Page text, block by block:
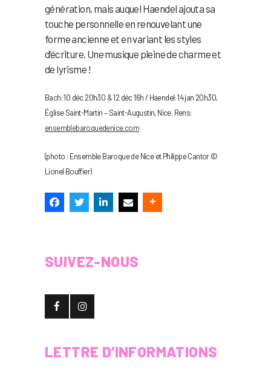
génération, mais auquel Haendel ajouta sa
touche personnelle en renouvelant une
forme ancienne et en variant les styles
d’écriture. Une musique pleine de charme et
de lyrisme !
Bach: 10 déc 20h30 & 12 déc 16h / Haendel: 14 jan 20h30,
Église Saint-Martin – Saint-Augustin, Nice. Rens:
ensemblebaroquedenice.com
(photo : Ensemble Baroque de Nice et Philippe Cantor ©
Lionel Bouffier)
SUIVEZ-NOUS
LETTRE D’INFORMATIONS